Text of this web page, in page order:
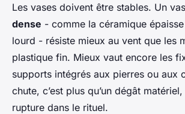
Les vases doivent être stables. Un
dense - comme la céramique
lourd - résiste mieux au vent que les
plastique fin. Mieux vaut encore les
supports intégrés aux pierres ou aux
chute, c’est plus qu’un dégât matériel,
rupture dans le rituel.